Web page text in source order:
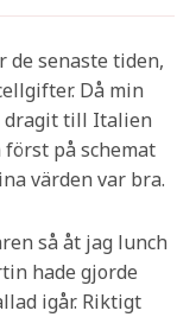
de senaste tiden,
Då min
dragit till Italien
på schemat
värden var bra.
så åt jag lunch
hade gjorde
igår. Riktigt